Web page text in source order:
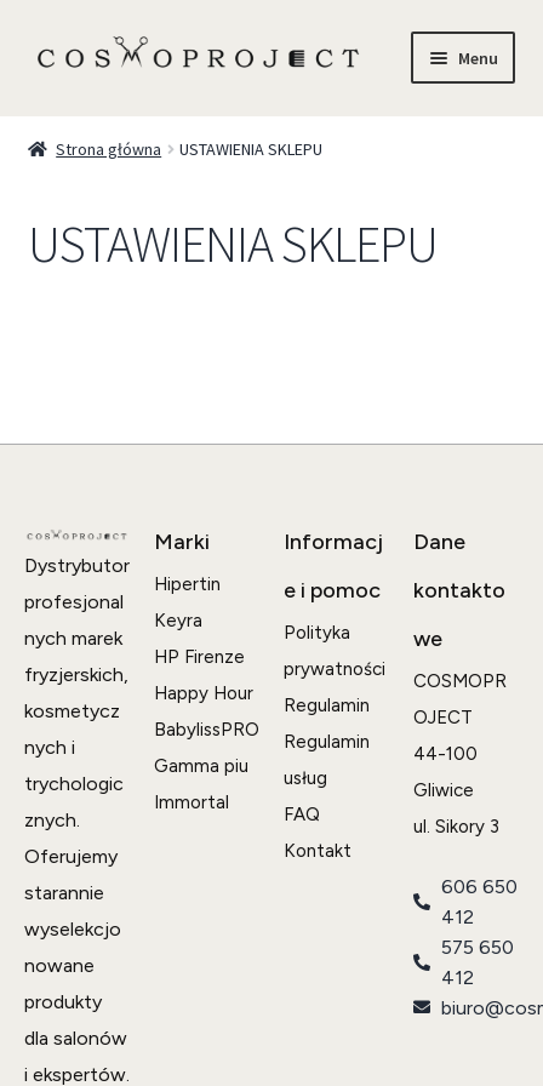
Menu
Trychologia
Strona główna USTAWIENIA SKLEPU
USTAWIENIA SKLEPU
Dystrybutor
profesjonal
nych marek
fryzjerskich,
kosmetycz
nych i
trychologic
znych.
Oferujemy
starannie
wyselekcjo
nowane
produkty
dla salonów
i ekspertów.
Marki
Hipertin
Keyra
HP Firenze
Happy Hour
BabylissPRO
Gamma piu
Immortal
Informacj
e i pomoc
Polityka
prywatności
Regulamin
Regulamin
usług
FAQ
Kontakt
Dane
kontakto
we
COSMOPR
OJECT
44-100
Gliwice
ul. Sikory 3
606 650
412
575 650
412